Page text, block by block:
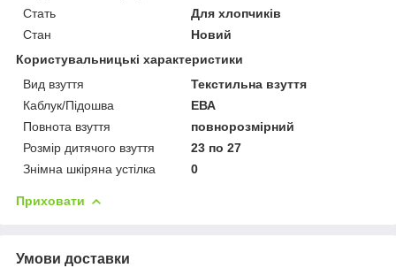
Стать
Для хлопчиків
Стан
Новий
Користувальницькі характеристики
Вид взуття
Текстильна взуття
Каблук/Підошва
ЕВА
Повнота взуття
повнорозмірний
Розмір дитячого взуття
23 по 27
Знімна шкіряна устілка
0
Приховати
Умови доставки